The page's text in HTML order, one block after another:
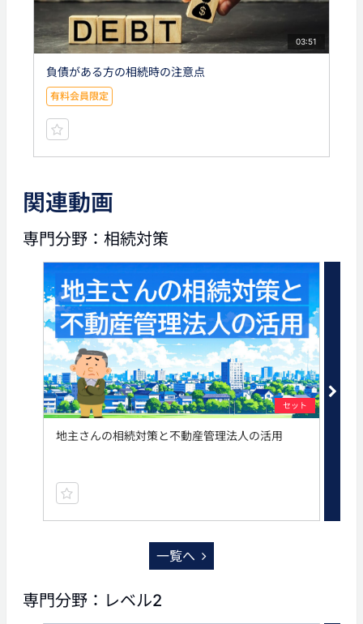
03:51
負債がある方の相続時の注意点
有料会員限定
関連動画
専門分野：相続対策
セット
地主さんの相続対策と不動産管理法人の活用
一覧へ
専門分野：レベル2